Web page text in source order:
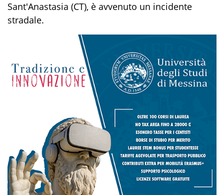
Sant'Anastasia (CT), è avvenuto un incidente
stradale.